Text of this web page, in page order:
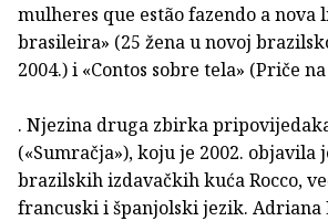
mulheres que estão fazendo a
brasileira» (25 žena u novoj
2004.) i «Contos sobre tela» (Priče
. Njezina druga zbirka
(«Sumračja»), koju je 2002. objavila
brazilskih izdavačkih kuća Rocco,
francuski i španjolski jezik.